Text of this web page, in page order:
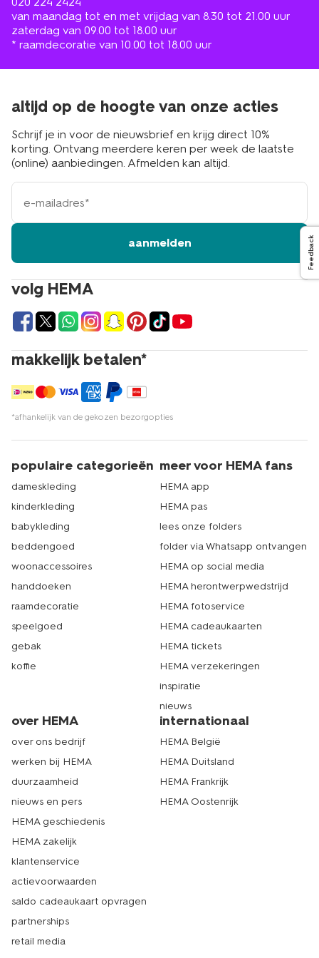
van maandag tot en met vrijdag van 8.30 tot 21.00 uur
zaterdag van 09.00 tot 18.00 uur
* raamdecoratie van 10.00 tot 18.00 uur
volg HEMA
makkelijk betalen*
*afhankelijk van de gekozen bezorgopties
altijd op de hoogte van onze acties
Schrijf je in voor de nieuwsbrief en krijg direct 10%
korting. Ontvang meerdere keren per week de laatste
(online) aanbiedingen. Afmelden kan altijd.
e-
mailadres
aanmelden
populaire categorieën
dameskleding
kinderkleding
babykleding
beddengoed
woonaccessoires
handdoeken
raamdecoratie
speelgoed
gebak
koffie
meer voor HEMA fans
HEMA app
HEMA pas
lees onze folders
folder via Whatsapp ontvangen
HEMA op social media
HEMA herontwerpwedstrijd
HEMA fotoservice
HEMA cadeaukaarten
HEMA tickets
HEMA verzekeringen
inspiratie
nieuws
over HEMA
over ons bedrijf
werken bij HEMA
duurzaamheid
nieuws en pers
HEMA geschiedenis
HEMA zakelijk
klantenservice
actievoorwaarden
saldo cadeaukaart opvragen
partnerships
retail media
internationaal
HEMA België
HEMA Duitsland
HEMA Frankrijk
HEMA Oostenrijk
Feedback